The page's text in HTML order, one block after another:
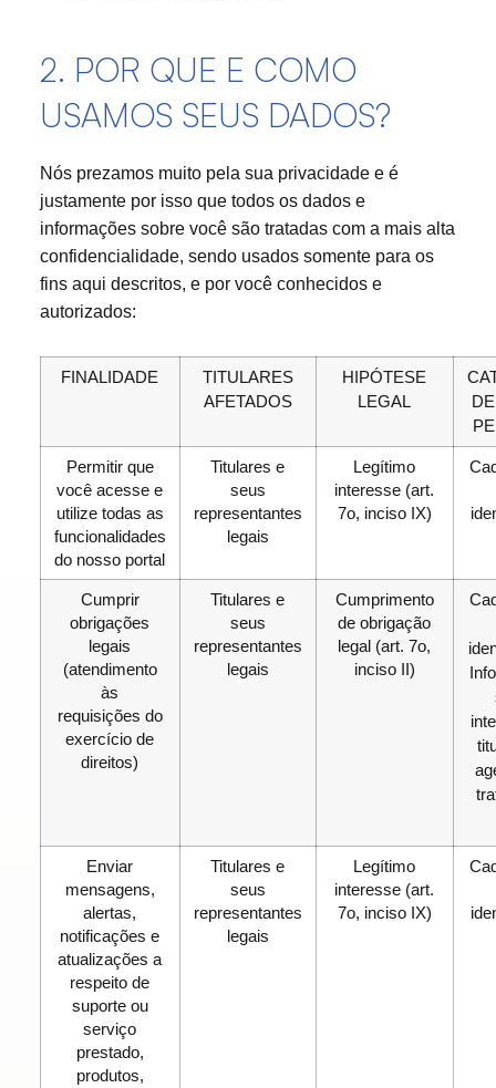
2. POR QUE E COMO
USAMOS SEUS DADOS?
Nós prezamos muito pela sua privacidade e é
justamente por isso que todos os dados e
informações sobre você são tratadas com a mais alta
confidencialidade, sendo usados somente para os
fins aqui descritos, e por você conhecidos e
autorizados:
FINALIDADE
TITULARES
AFETADOS
HIPÓTESE
LEGAL
Permitir que
você acesse e
utilize todas as
funcionalidades
do nosso portal
Titulares e
seus
representantes
legais
Legítimo
interesse (art.
7o, inciso IX)
Cumprir
obrigações
legais
(atendimento
às
requisições do
exercício de
direitos)
Titulares e
seus
representantes
legais
Cumprimento
de obrigação
legal (art. 7o,
inciso II)
Enviar
mensagens,
alertas,
notificações e
atualizações a
respeito de
suporte ou
serviço
prestado,
produtos,
Titulares e
seus
representantes
legais
Legítimo
interesse (art.
7o, inciso IX)